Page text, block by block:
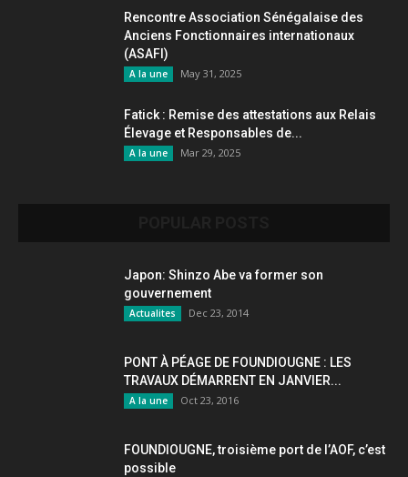
Rencontre Association Sénégalaise des
Anciens Fonctionnaires internationaux
(ASAFI)
A la une May 31, 2025
Fatick : Remise des attestations aux Relais
Élevage et Responsables de...
A la une Mar 29, 2025
Japon: Shinzo Abe va former son
gouvernement
Actualites Dec 23, 2014
PONT À PÉAGE DE FOUNDIOUGNE : LES
TRAVAUX DÉMARRENT EN JANVIER...
A la une Oct 23, 2016
FOUNDIOUGNE, troisième port de l’AOF, c’est
possible